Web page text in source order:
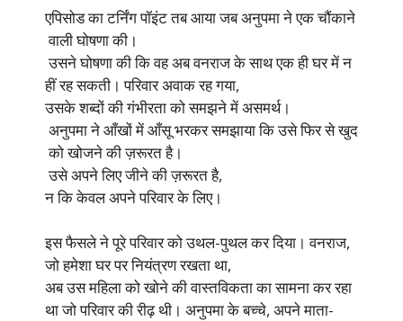
एपिसोड का टर्निंग पॉइंट तब आया जब अनुपमा ने एक चौंकाने
वाली घोषणा की।
उसने घोषणा की कि वह अब वनराज के साथ एक ही घर में न
हीं रह सकती। परिवार अवाक रह गया,
उसके शब्दों की गंभीरता को समझने में असमर्थ।
अनुपमा ने आँखों में आँसू भरकर समझाया कि उसे फिर से खुद
को खोजने की ज़रूरत है।
उसे अपने लिए जीने की ज़रूरत है,
न कि केवल अपने परिवार के लिए।
इस फैसले ने पूरे परिवार को उथल-पुथल कर दिया। वनराज,
जो हमेशा घर पर नियंत्रण रखता था,
अब उस महिला को खोने की वास्तविकता का सामना कर रहा
था जो परिवार की रीढ़ थी। अनुपमा के बच्चे, अपने माता-